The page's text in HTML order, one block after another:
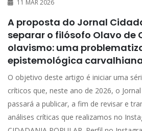
11 MAR 2026
A proposta do Jornal
separar o filósofo Olavo de
olavismo: uma
epistemológica
O objetivo deste artigo é iniciar uma
críticos que, neste ano de 2026, o
passará a publicar, a fim de revisar e
análises críticas que realizamos no